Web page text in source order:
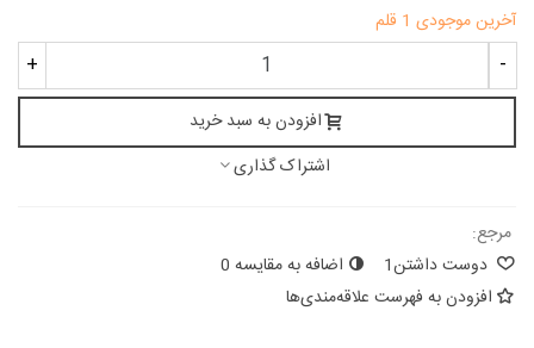
آخرین موجودی 1 قلم
-
+
افزودن به سبد خرید
اشتراک گذاری
مرجع:
دوست داشتن1 اضافه به مقایسه 0
افزودن به فهرست علاقه‌مندی‌ها